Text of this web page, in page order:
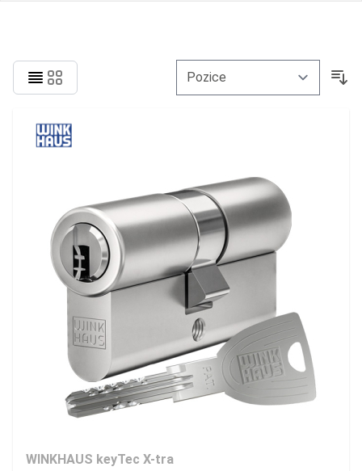
WINKHAUS keyTec X-tra